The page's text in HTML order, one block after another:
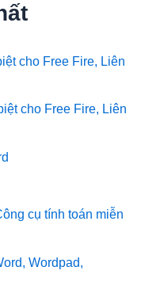
cho Free Fire, Liên
cho Free Fire, Liên
cụ tính toán miễn
Wordpad,